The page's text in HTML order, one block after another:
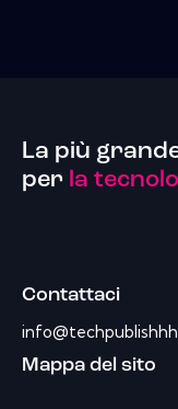
La più
per la
Contattaci
Mappa del sito